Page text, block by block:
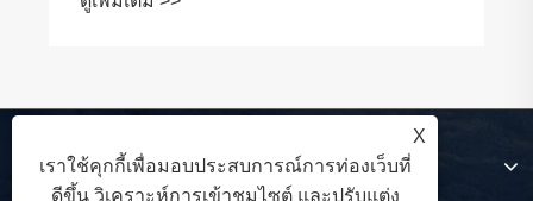
เกี่ยวกับเรา
X
เราใช้คุกกี้เพื่อมอบประสบการณ์การท่องเว็บที่
ดีขึ้น วิเคราะห์การเข้าชมไซต์ และปรับแต่ง